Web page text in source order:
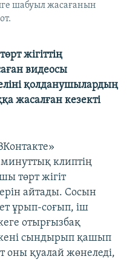
шабуыл жасағанын
жігіттің
видеосы
қолданушылардың
жасалған кезекті
клиптің
төрт жігіт
айтады. Сосын
ұрып-соғып, іш
отырғызбақ
сындырып қашып
оны қуалай жөнеледі,